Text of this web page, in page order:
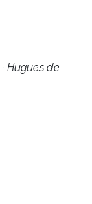
· Hugues de